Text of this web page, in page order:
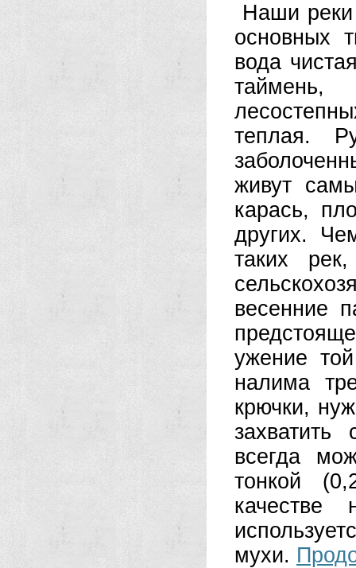
Наши реки
основных
вода
теплая.
живут
карась,
других.
таких
весенние
ужение
налима
крючки,
всегда
тонкой
качестве
мухи.